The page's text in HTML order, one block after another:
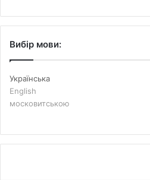
Вибір мови:
Українська
English
московитською